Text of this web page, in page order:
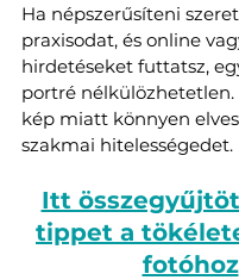
Ha népszerűsíteni
praxisodat, és online
hirdetéseket futtatsz,
portré
kép miatt könnyen
szakmai hitelességedet.
Itt
tippet a
fotóhoz